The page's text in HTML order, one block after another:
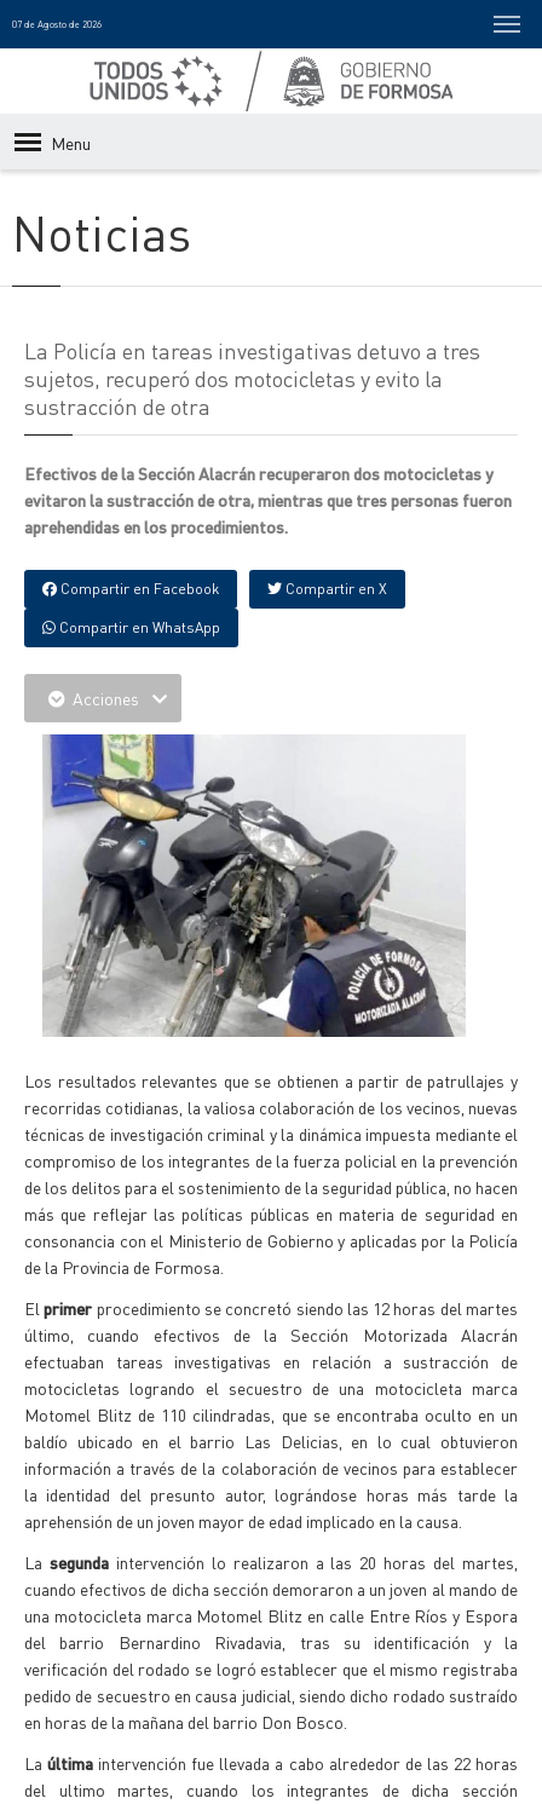
07 de Agosto de 2026
Menu
Noticias
La Policía en tareas investigativas detuvo a tres
sujetos, recuperó dos motocicletas y evito la
sustracción de otra
Efectivos de la Sección Alacrán recuperaron dos motocicletas y
evitaron la sustracción de otra, mientras que tres personas fueron
aprehendidas en los procedimientos.
Compartir en Facebook Compartir en X
Compartir en WhatsApp
Acciones
Los resultados relevantes que se obtienen a partir de patrullajes y
recorridas cotidianas, la valiosa colaboración de los vecinos, nuevas
técnicas de investigación criminal y la dinámica impuesta mediante el
compromiso de los integrantes de la fuerza policial en la prevención
de los delitos para el sostenimiento de la seguridad pública, no hacen
más que reflejar las políticas públicas en materia de seguridad en
consonancia con el Ministerio de Gobierno y aplicadas por la Policía
de la Provincia de Formosa.
Elprimerprocedimiento se concretó siendo las 12 horas del martes
último, cuando efectivos de la Sección Motorizada Alacrán
efectuaban tareas investigativas en relación a sustracción de
motocicletas logrando el secuestro de una motocicleta marca
Motomel Blitz de 110 cilindradas, que se encontraba oculto en un
baldío ubicado en el barrio Las Delicias, en lo cual obtuvieron
información a través de la colaboración de vecinos para establecer
la identidad del presunto autor, lográndose horas más tarde la
aprehensión de un joven mayor de edad implicado en la causa.
La segundaintervención lo realizaron a las 20 horas del martes,
cuando efectivos de dicha sección demoraron a un joven al mando de
una motocicleta marca Motomel Blitz en calle Entre Ríos y Espora
del barrio Bernardino Rivadavia, tras su identificación y la
verificación del rodado se logró establecer que el mismo registraba
pedido de secuestro en causa judicial, siendo dicho rodado sustraído
en horas de la mañana del barrio Don Bosco.
Laúltima intervención fue llevada a cabo alrededor de las 22 horas
del ultimo martes, cuando los integrantes de dicha sección